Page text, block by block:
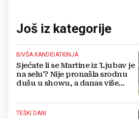
Još iz kategorije
BIVŠA KANDIDATKINJA
Sjećate li se Martine iz 'Ljubav je
na selu'? Nije pronašla srodnu
dušu u showu, a danas više
TEŠKI DANI